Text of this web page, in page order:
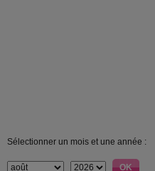
Sélectionner un mois et une année :